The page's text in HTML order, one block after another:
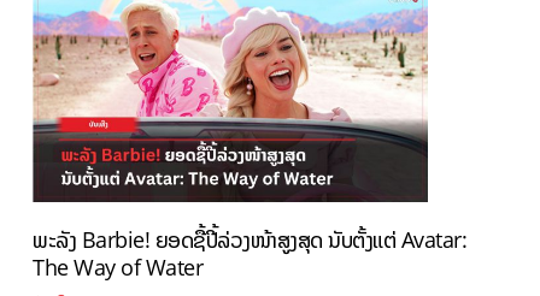
ພະລັງ Barbie! ຍອດຊື້ປີ້ລ່ວງໜ້າສູງສຸດ ນັບຕັ້ງແຕ່ Avatar:
The Way of Water